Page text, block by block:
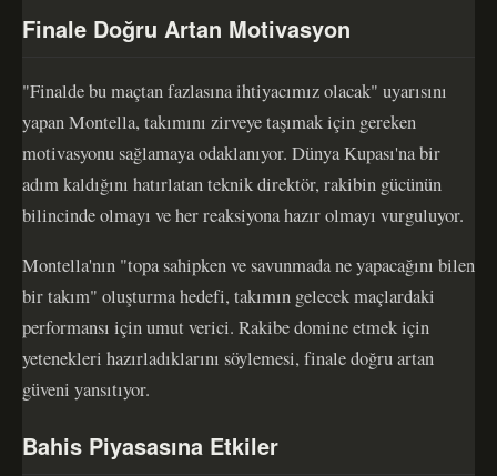
Finale Doğru Artan Motivasyon
"Finalde bu maçtan fazlasına ihtiyacımız olacak" uyarısını
yapan Montella, takımını zirveye taşımak için gereken
motivasyonu sağlamaya odaklanıyor. Dünya Kupası'na bir
adım kaldığını hatırlatan teknik direktör, rakibin gücünün
bilincinde olmayı ve her reaksiyona hazır olmayı vurguluyor.
Montella'nın "topa sahipken ve savunmada ne yapacağını bilen
bir takım" oluşturma hedefi, takımın gelecek maçlardaki
performansı için umut verici. Rakibe domine etmek için
yetenekleri hazırladıklarını söylemesi, finale doğru artan
güveni yansıtıyor.
Bahis Piyasasına Etkiler